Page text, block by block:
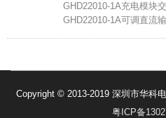
GHD22010-1A充电模块
GHD22010-1A可调直流
Copyright © 2013-2019 深圳市华科
粤ICP备